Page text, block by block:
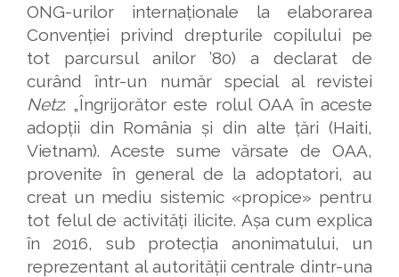
ONG-urilor internaționale la elaborarea
Convenției privind drepturile copilului pe
tot parcursul anilor ’80) a declarat de
curând într-un număr special al revistei
Netz: „Îngrijorător este rolul OAA în aceste
adopții din România și din alte țări (Haiti,
Vietnam). Aceste sume vărsate de OAA,
provenite în general de la adoptatori, au
creat un mediu sistemic «propice» pentru
tot felul de activități ilicite. Așa cum explica
în 2016, sub protecția anonimatului, un
reprezentant al autorității centrale dintr-una